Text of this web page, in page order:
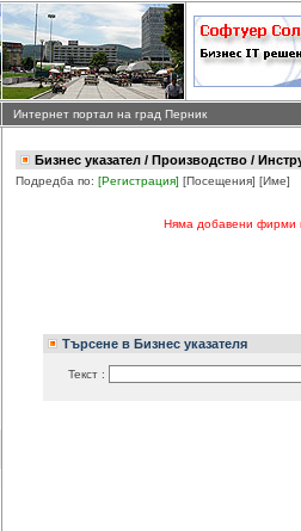
Интернет портал на град Перник
Бизнес указател / Производство /
Подредба по: [Регистрация] [Посещения] [Име]
Няма добавени фирми
Търсене в Бизнес указателя
Текст :